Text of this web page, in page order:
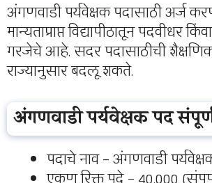
अंगणवाडी पर्यवेक्षक पदासाठी अर्ज
मान्यताप्राप्त विद्यापीठातून पदवीधर
गरजेचे आहे. सदर पदासाठीची शैक्षणिक
राज्यानुसार बदलू शकते.
अंगणवाडी पर्यवेक्षक पद
पदाचे नाव – अंगणवाडी